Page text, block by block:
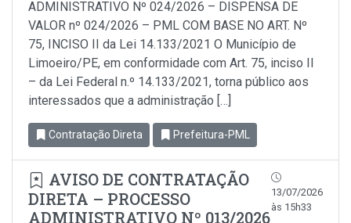
ADMINISTRATIVO Nº 024/2026 – DISPENSA DE
VALOR nº 024/2026 – PML COM BASE NO ART. Nº
75, INCISO II da Lei 14.133/2021 O Município de
Limoeiro/PE, em conformidade com Art. 75, inciso Il
– da Lei Federal n.º 14.133/2021, torna público aos
interessados que a administração […]
Contratação Direta Prefeitura-PML
AVISO DE CONTRATAÇÃO
DIRETA – PROCESSO
ADMINISTRATIVO Nº 013/2026
13/07/2026
às 15h33